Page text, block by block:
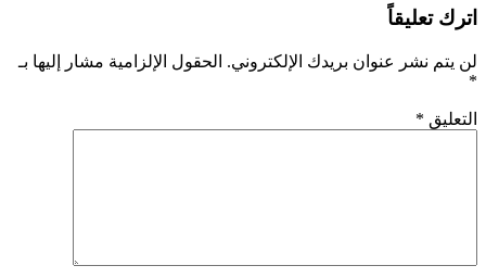
اترك تعليقاً
لن يتم نشر عنوان بريدك الإلكتروني. الحقول الإلزامية مشار إليها بـ
*
التعليق *